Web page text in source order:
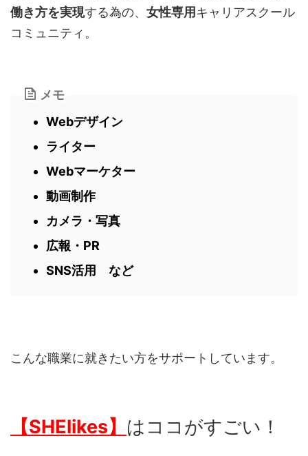
働き方を実現する為の、 女性専用キャリアスクール
コミュニティ。
メモ
Webデザイン
ライター
Webマーケター
動画制作
カメラ・写真
広報・PR
SNS活用 など
こんな職業に就きたい方をサポートしています。
【SHElikes】 はココがすごい！